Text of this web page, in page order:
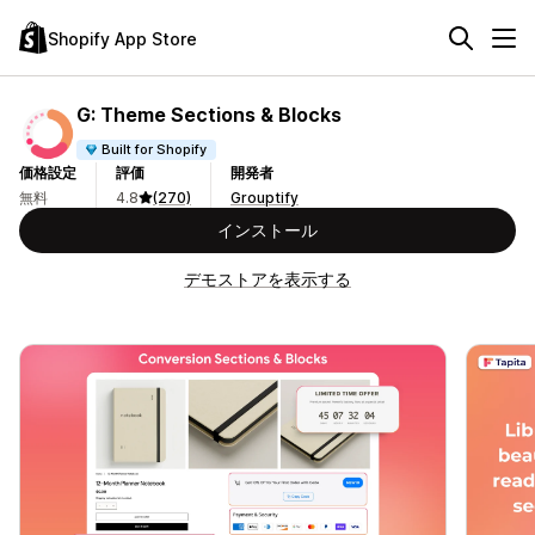
Shopify App Store
G: Theme Sections & Blocks
Built for Shopify
価格設定
無料
評価
4.8
(270)
開発者
Grouptify
インストール
デモストアを表示する